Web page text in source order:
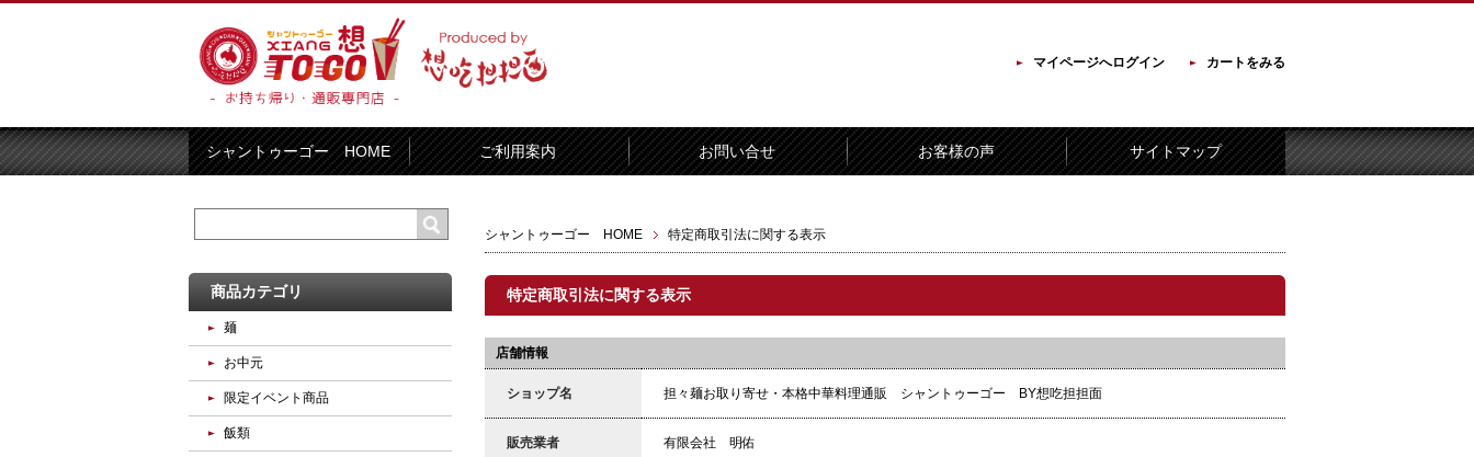
マイページへログイン カートをみる
シャントゥーゴー HOME ご利用案内 お問い合せ お客様の声 サイトマップ
シャントゥーゴー HOME 特定商取引法に関する表示
特定商取引法に関する表示
店舗情報
ショップ名 担々麺お取り寄せ・本格中華料理通販 シャントゥーゴー BY想吃担担面
販売業者 有限会社 明佑
商品カテゴリ
麺
お中元
限定イベント商品
飯類